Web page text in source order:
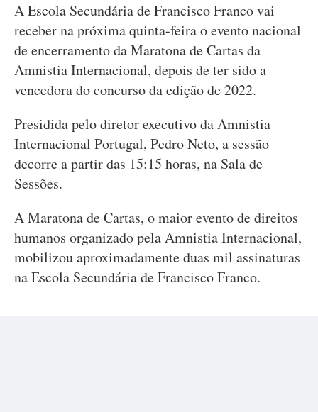
A Escola Secundária de Francisco Franco vai
receber na próxima quinta-feira o evento nacional
de encerramento da Maratona de Cartas da
Amnistia Internacional, depois de ter sido a
vencedora do concurso da edição de 2022.
Presidida pelo diretor executivo da Amnistia
Internacional Portugal, Pedro Neto, a sessão
decorre a partir das 15:15 horas, na Sala de
Sessões.
A Maratona de Cartas, o maior evento de direitos
humanos organizado pela Amnistia Internacional,
mobilizou aproximadamente duas mil assinaturas
na Escola Secundária de Francisco Franco.